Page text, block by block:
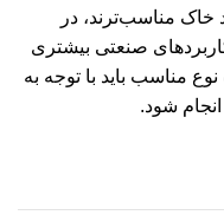
خاک مناسب‌ترند، در
صنعتی بیشتری
نوع مناسب باید با توجه به
شود.